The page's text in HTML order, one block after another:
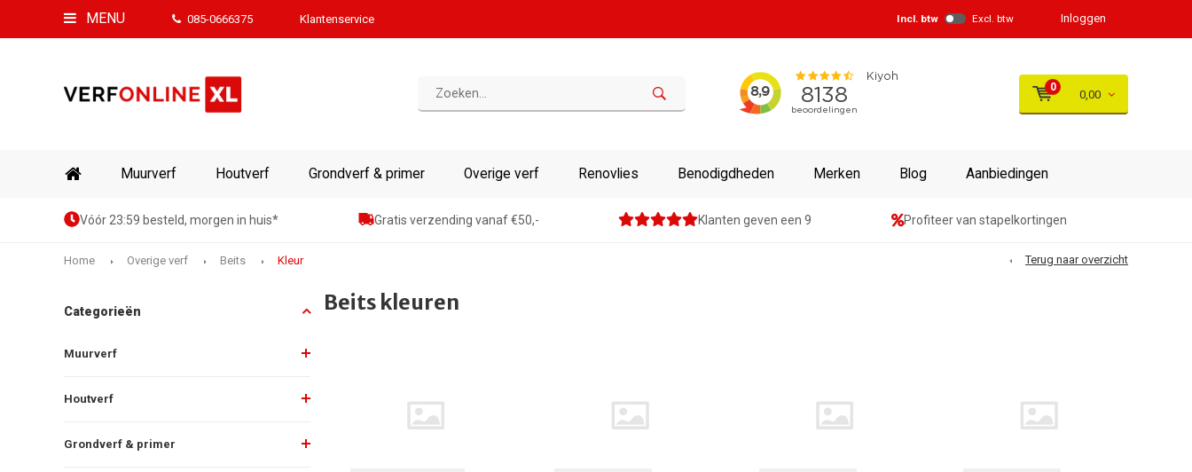
MENU 085-0666375 Klantenservice Incl. btw Excl. btw Inloggen
0
0,00
Muurverf Houtverf Grondverf & primer Overige verf Renovlies Benodigdheden Merken Blog Aanbiedingen
Vóór 23:59 besteld, morgen in huis* Gratis verzending vanaf €50,- Klanten geven een 9 Profiteer van stapelkortingen
Home Overige verf Beits Kleur Terug naar overzicht
Categorieën
Muurverf
Houtverf
Grondverf & primer
Beits kleuren